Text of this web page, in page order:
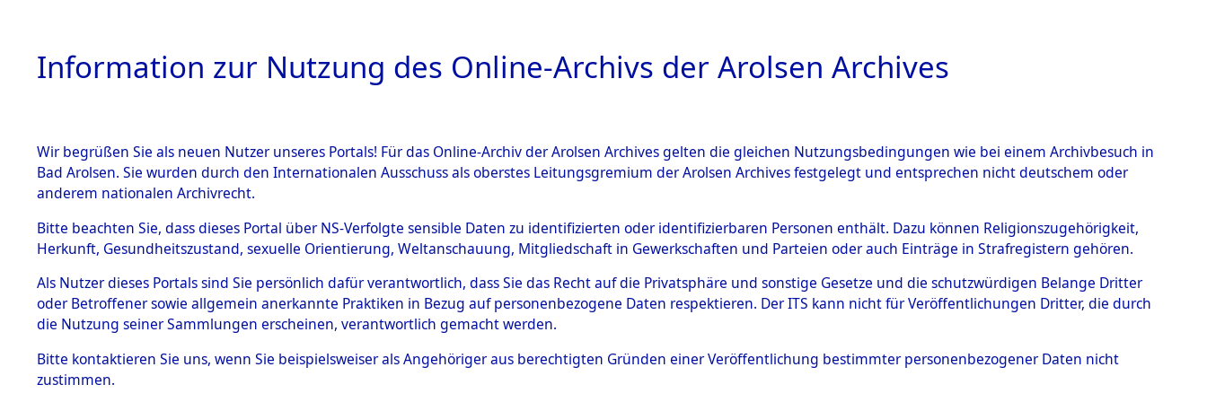
HOME BESTANDSBESCHREIBUNG ARCHIVALE ÜBERSICHT BILD
BESTÄNDE
Inhaftierungsdoku
mente
5. Verschiedenes
Todesmärsche
5.3.1 Alliierte
Ermittlungen zu den Orten Rückers - Sieber→0001 (84600976)
→0053 (84601030)
0053 (84601030)
Information zur Nutzung des Online-Archivs der Arolsen Archives
Wir begrüßen Sie als neuen Nutzer unseres Portals! Für das Online-Archiv der Arolsen Archives gelten die gleichen Nutzungsbedingungen wie bei einem Archivbesuch in
Bad Arolsen. Sie wurden durch den Internationalen Ausschuss als oberstes Leitungsgremium der Arolsen Archives festgelegt und entsprechen nicht deutschem oder
anderem nationalen Archivrecht.
Bitte beachten Sie, dass dieses Portal über NS-Verfolgte sensible Daten zu identifizierten oder identifizierbaren Personen enthält. Dazu können Religionszugehörigkeit,
Herkunft, Gesundheitszustand, sexuelle Orientierung, Weltanschauung, Mitgliedschaft in Gewerkschaften und Parteien oder auch Einträge in Strafregistern gehören.
Als Nutzer dieses Portals sind Sie persönlich dafür verantwortlich, dass Sie das Recht auf die Privatsphäre und sonstige Gesetze und die schutzwürdigen Belange Dritter
oder Betroffener sowie allgemein anerkannte Praktiken in Bezug auf personenbezogene Daten respektieren. Der ITS kann nicht für Veröffentlichungen Dritter, die durch
die Nutzung seiner Sammlungen erscheinen, verantwortlich gemacht werden.
Bitte kontaktieren Sie uns, wenn Sie beispielsweiser als Angehöriger aus berechtigten Gründen einer Veröffentlichung bestimmter personenbezogener Daten nicht
zustimmen.